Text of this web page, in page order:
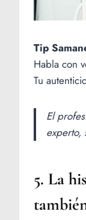
Tip
Habla con
Tu
El
experto,
5. La